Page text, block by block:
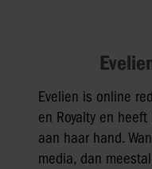
Evelien is online
en Royalty en
aan haar hand.
media, dan